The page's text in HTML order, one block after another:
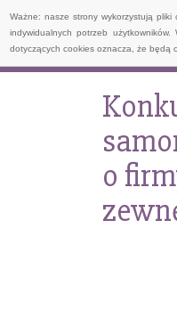
Ważne: nasze strony wykorzystują
indywidualnych potrzeb
dotyczących cookies oznacza, że będą
o